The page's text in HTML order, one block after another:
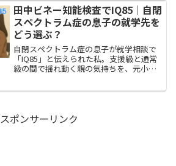
達障害という言葉。「もしかしてうちの
子、発達障害なのかも？」過去...
田中ビネー知能検査でIQ85｜自閉
スペクトラム症の息子の就学先を
どう選ぶ？
自閉スペクトラム症の息子が就学相談で
「IQ85」と伝えられた私。支援級と通常
級の間で揺れ動く親の気持ちを、元小学
スポンサーリンク